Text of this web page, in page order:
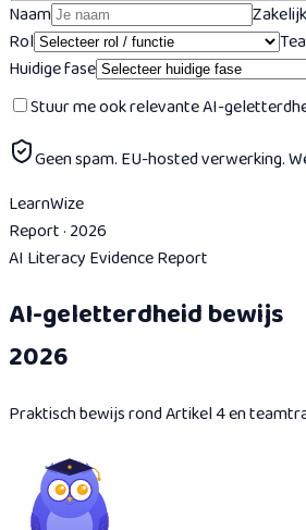
Naam
Rol
Huidige fase
Stuur me ook relevante AI-
Geen spam. EU-hosted verwerking.
LearnWize
Report · 2026
AI Literacy Evidence Report
AI-geletterdheid bewijs
2026
Praktisch bewijs rond Artikel 4 en